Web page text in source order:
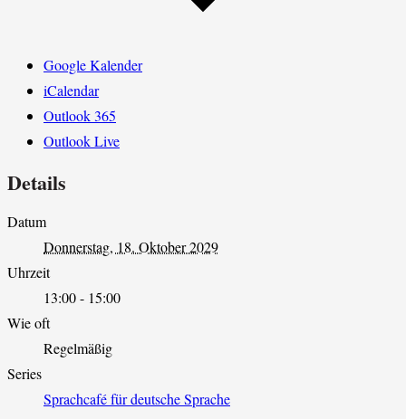
Google Kalender
iCalendar
Outlook 365
Outlook Live
Details
Datum
Donnerstag, 18. Oktober 2029
Uhrzeit
13:00 - 15:00
Wie oft
Regelmäßig
Series
Sprachcafé für deutsche Sprache